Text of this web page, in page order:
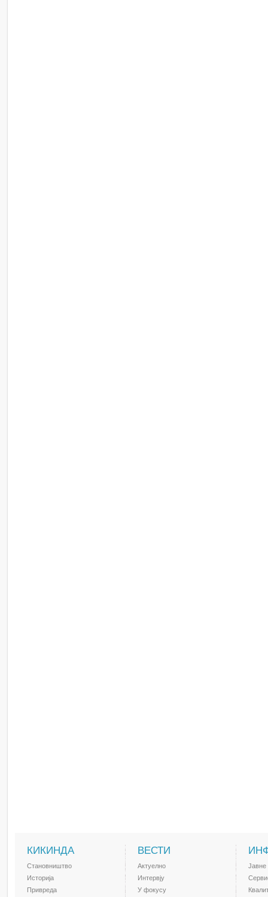
КИКИНДА
Становништво
Историја
Привреда
ВЕСТИ
Актуелно
Интервју
У фокусу
Јавне